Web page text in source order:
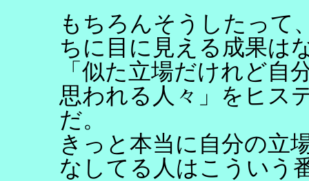
もちろんそうしたって
ちに目に見える成果は
「似た立場だけれど自
思われる人々」をヒス
だ。
きっと本当に自分の立
なしてる人はこういう